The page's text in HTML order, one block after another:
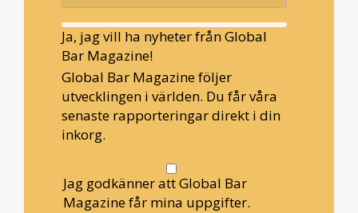
Ja, jag vill ha nyheter från Global
Bar Magazine!
Global Bar Magazine följer
utvecklingen i världen. Du får våra
senaste rapporteringar direkt i din
inkorg.
Jag godkänner att Global Bar
Magazine får mina uppgifter.